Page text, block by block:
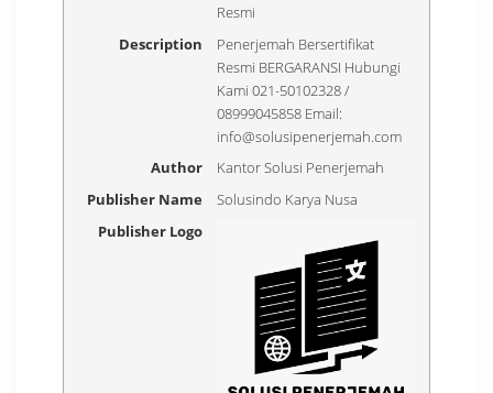
Resmi
Description
Penerjemah Bersertifikat
Resmi BERGARANSI Hubungi
Kami 021-50102328 /
08999045858 Email:
info@solusipenerjemah.com
Author
Kantor Solusi Penerjemah
Publisher Name
Solusindo Karya Nusa
Publisher Logo